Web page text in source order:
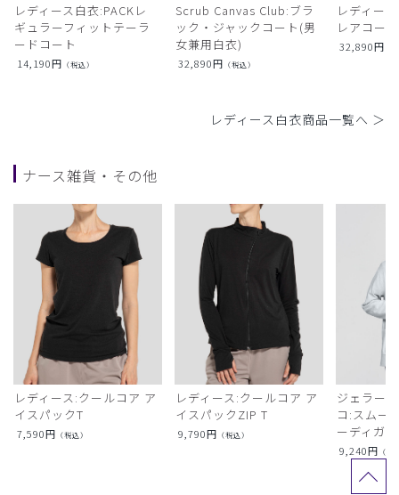
レディース白衣:PACKレ
ギュラーフィットテーラ
ードコート
14,190円 （税込）
Scrub Canvas Club:ブラ
ック・ジャックコート(男
女兼用白衣)
32,890円 （税込）
レディー
レアコート
32,890円
レディース白衣商品一覧へ ＞
ナース雑貨・その他
レディース:クールコア ア
イスパックT
7,590円 （税込）
レディース:クールコア ア
イスパックZIP T
9,790円 （税込）
ジェラー
コ:スムー
ーディガン
9,240円 （税